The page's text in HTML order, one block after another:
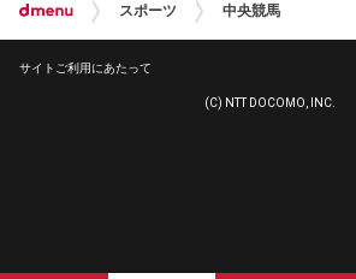
スポーツ 中央競馬
サイトご利用にあたって
(C) NTT DOCOMO, INC.